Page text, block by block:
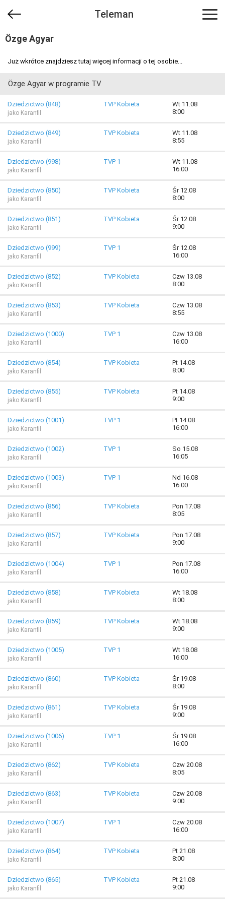
Teleman
Özge Agyar
Już wkrótce znajdziesz tutaj więcej informacji o tej osobie...
Özge Agyar w programie TV
Dziedzictwo (848)
jako Karanfil
TVP Kobieta
Wt 11.08
8:00
Dziedzictwo (849)
jako Karanfil
TVP Kobieta
Wt 11.08
8:55
Dziedzictwo (998)
jako Karanfil
TVP 1
Wt 11.08
16:00
Dziedzictwo (850)
jako Karanfil
TVP Kobieta
Śr 12.08
8:00
Dziedzictwo (851)
jako Karanfil
TVP Kobieta
Śr 12.08
9:00
Dziedzictwo (999)
jako Karanfil
TVP 1
Śr 12.08
16:00
Dziedzictwo (852)
jako Karanfil
TVP Kobieta
Czw 13.08
8:00
Dziedzictwo (853)
jako Karanfil
TVP Kobieta
Czw 13.08
8:55
Dziedzictwo (1000)
jako Karanfil
TVP 1
Czw 13.08
16:00
Dziedzictwo (854)
jako Karanfil
TVP Kobieta
Pt 14.08
8:00
Dziedzictwo (855)
jako Karanfil
TVP Kobieta
Pt 14.08
9:00
Dziedzictwo (1001)
jako Karanfil
TVP 1
Pt 14.08
16:00
Dziedzictwo (1002)
jako Karanfil
TVP 1
So 15.08
16:05
Dziedzictwo (1003)
jako Karanfil
TVP 1
Nd 16.08
16:00
Dziedzictwo (856)
jako Karanfil
TVP Kobieta
Pon 17.08
8:05
Dziedzictwo (857)
jako Karanfil
TVP Kobieta
Pon 17.08
9:00
Dziedzictwo (1004)
jako Karanfil
TVP 1
Pon 17.08
16:00
Dziedzictwo (858)
jako Karanfil
TVP Kobieta
Wt 18.08
8:00
Dziedzictwo (859)
jako Karanfil
TVP Kobieta
Wt 18.08
9:00
Dziedzictwo (1005)
jako Karanfil
TVP 1
Wt 18.08
16:00
Dziedzictwo (860)
jako Karanfil
TVP Kobieta
Śr 19.08
8:00
Dziedzictwo (861)
jako Karanfil
TVP Kobieta
Śr 19.08
9:00
Dziedzictwo (1006)
jako Karanfil
TVP 1
Śr 19.08
16:00
Dziedzictwo (862)
jako Karanfil
TVP Kobieta
Czw 20.08
8:05
Dziedzictwo (863)
jako Karanfil
TVP Kobieta
Czw 20.08
9:00
Dziedzictwo (1007)
jako Karanfil
TVP 1
Czw 20.08
16:00
Dziedzictwo (864)
jako Karanfil
TVP Kobieta
Pt 21.08
8:00
Dziedzictwo (865)
jako Karanfil
TVP Kobieta
Pt 21.08
9:00